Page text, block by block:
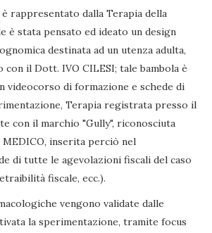
rappresentato dalla Terapia della
è stata pensato ed ideato un design
destinata ad un utenza adulta,
il Dott. IVO CILESI; tale bambola è
videocorso di formazione e schede di
Terapia registrata presso il
con il marchio "Gully", riconosciuta
MEDICO, inserita perciò nel
di tutte le agevolazioni fiscali del caso
fiscale, ecc.).
vengono validate dalle
la sperimentazione, tramite focus